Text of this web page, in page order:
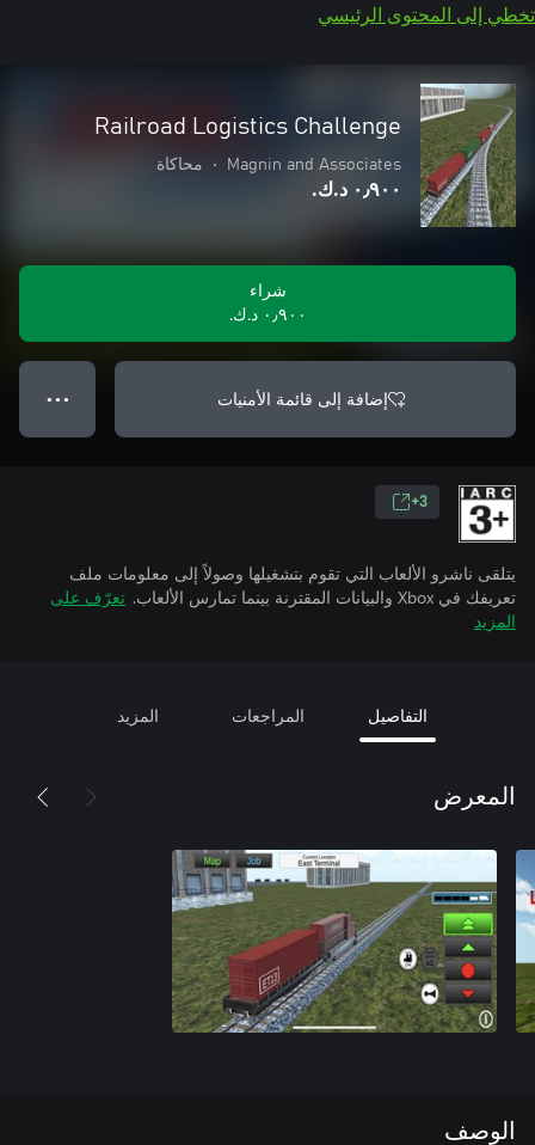
تخطي إلى المحتوى الرئيسي
Railroad Logistics Challenge
Magnin and Associates
• محاكاة
٠٫٩٠٠ د.ك.‏
شراء
٠٫٩٠٠ د.ك.‏
إضافة إلى قائمة الأمنيات ● ● ●
3+
يتلقى ناشرو الألعاب التي تقوم بتشغيلها وصولاً إلى معلومات ملف
تعريفك في Xbox والبيانات المقترنة بينما تمارس الألعاب.
تعرّف على
المزيد
التفاصيل المراجعات المزيد
المعرض
الوصف